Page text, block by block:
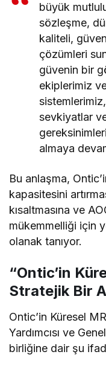
büyük
sözleşme,
kaliteli,
çözümleri
güvenin bir
ekiplerimiz
sevkiyatlar
almaya
Bu anlaşma,
kapasitesini
kısaltmasına ve
mükemmelliği için
olanak tanıyor.
“Ontic’in
Stratejik Bir
Ontic’in Küresel
Yardımcısı ve
birliğine dair şu